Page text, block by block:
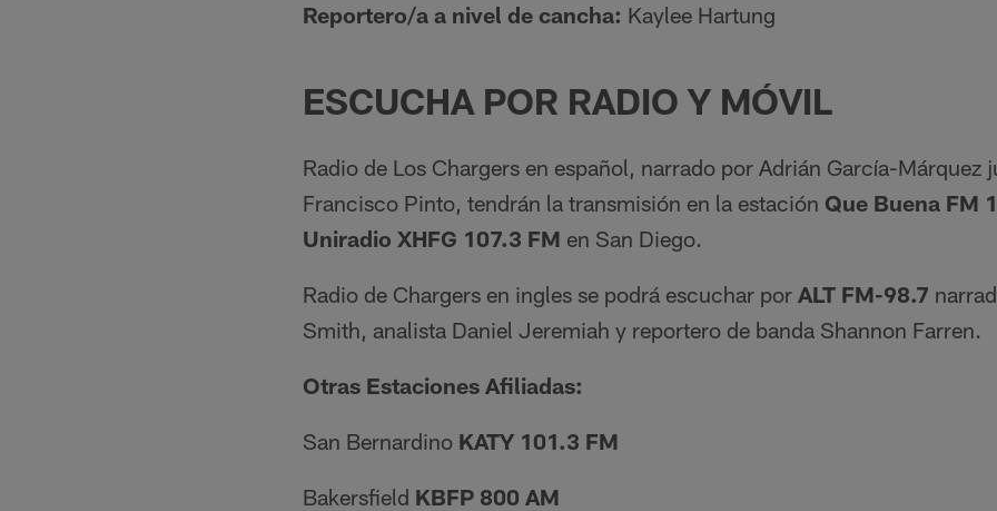
Reportero/a a nivel de cancha: Kaylee Hartung
ESCUCHA POR RADIO Y MÓVIL
Radio de Los Chargers en español, narrado por Adrián García-Márquez
Francisco Pinto, tendrán la transmisión en la estación Que Buena FM
Uniradio XHFG 107.3 FM en San Diego.
Radio de Chargers en ingles se podrá escuchar por ALT FM-98.7
Smith, analista Daniel Jeremiah y reportero de banda Shannon Farren.
Otras Estaciones Afiliadas:
San Bernardino KATY 101.3 FM
Bakersfield KBFP 800 AM